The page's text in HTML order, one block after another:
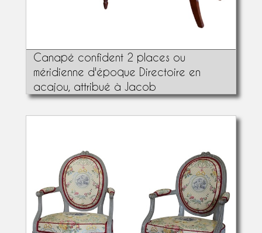
Canapé confident 2 places ou
méridienne d'époque Directoire en
acajou, attribué à Jacob